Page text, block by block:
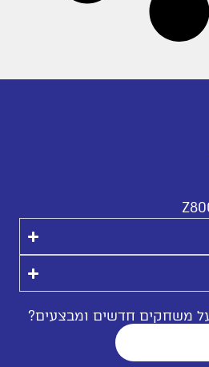
על משחקים חדשים ומבצעים?